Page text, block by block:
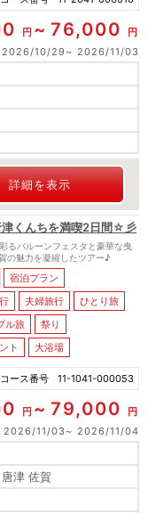
円 76,000
円
2026/10/29
2026/11/03
詳細を表示
津くんちを満喫2日間☆彡
るバルーンフェスタと豪華な曳
の魅力を凝縮したツアー♪
宿泊プラン
夫婦旅行
ひとり旅
ル旅
祭り
ト 大浴場
コース番号 11-1041-000053
円 79,000
円
2026/11/03
2026/11/04
津 佐賀